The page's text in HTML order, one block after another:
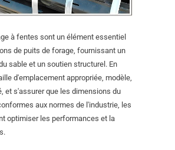
à fentes sont un élément essentiel
de puits de forage, fournissant un
sable et un soutien structurel. En
d'emplacement appropriée, modèle,
et s'assurer que les dimensions du
aux normes de l'industrie, les
optimiser les performances et la